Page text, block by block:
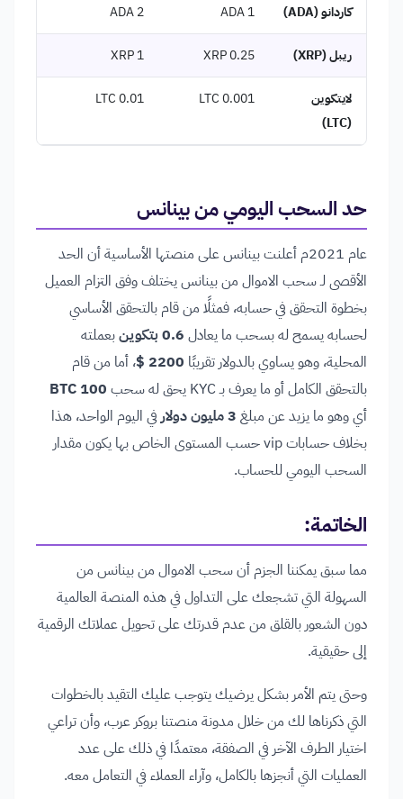
كاردانو (ADA) ADA 1
ADA 2
ريبل (XRP) XRP 0.25
XRP 1
لايتكوين
(LTC)
LTC 0.001
LTC 0.01
حد السحب اليومي من بينانس
عام 2021م أعلنت بينانس على منصتها الأساسية أن الحد
الأقصى لـ سحب الاموال من بينانس يختلف وفق التزام العميل
بخطوة التحقق في حسابه، فمثلًا من قام بالتحقق الأساسي
لحسابه يسمح له بسحب ما يعادل 0.6 بتكوين
بعملته
المحلية، وهو يساوي بالدولار تقريبًا 2200 $
، أما من قام
بالتحقق الكامل أو ما يعرف بـ KYC يحق له سحب
100
BTC
أي وهو ما يزيد عن مبلغ 3 مليون دولار
في اليوم الواحد، هذا
بخلاف حسابات vip حسب المستوى الخاص بها يكون مقدار
السحب اليومي للحساب.
الخاتمة:
مما سبق يمكننا الجزم أن سحب الاموال من بينانس من
السهولة التي تشجعك على التداول في هذه المنصة العالمية
دون الشعور بالقلق من عدم قدرتك على تحويل عملاتك الرقمية
إلى حقيقية.
وحتى يتم الأمر بشكل يرضيك يتوجب عليك التقيد بالخطوات
التي ذكرناها لك من خلال مدونة منصتنا بروكر عرب، وأن تراعي
اختيار الطرف الآخر في الصفقة، معتمدًا في ذلك على عدد
العمليات التي أنجزها بالكامل، وآراء العملاء في التعامل معه.